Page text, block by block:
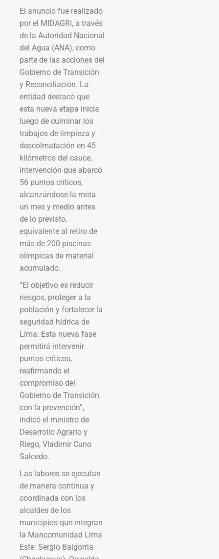
El anuncio fue realizado
por el MIDAGRI, a través
de la Autoridad Nacional
del Agua (ANA), como
parte de las acciones del
Gobierno de Transición
y Reconciliación. La
entidad destacó que
esta nueva etapa inicia
luego de culminar los
trabajos de limpieza y
descolmatación en 45
kilómetros del cauce,
intervención que abarcó
56 puntos críticos,
alcanzándose la meta
un mes y medio antes
de lo previsto,
equivalente al retiro de
más de 200 piscinas
olímpicas de material
acumulado.
“El objetivo es reducir
riesgos, proteger a la
población y fortalecer la
seguridad hídrica de
Lima. Esta nueva fase
permitirá intervenir
puntos críticos,
reafirmando el
compromiso del
Gobierno de Transición
con la prevención”,
indicó el ministro de
Desarrollo Agrario y
Riego, Vladimir Cuno
Salcedo.
Las labores se ejecutan
de manera continua y
coordinada con los
alcaldes de los
municipios que integran
la Mancomunidad Lima
Este: Sergio Baigorria